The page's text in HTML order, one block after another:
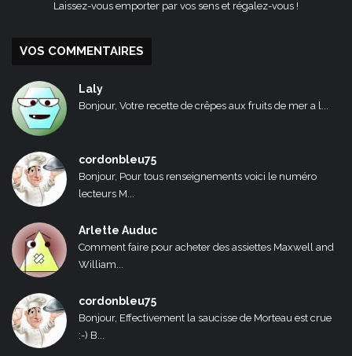
Laissez-vous emporter par vos sens et régalez-vous !
VOS COMMENTAIRES
Laly
Bonjour, Votre recette de crêpes aux fruits de mer a l...
cordonbleu75
Bonjour, Pour tous renseignements voici le numéro
lecteurs M...
Arlette Auduc
Comment faire pour acheter des assiettes Maxwell and
William...
cordonbleu75
Bonjour, Effectivement la saucisse de Morteau est crue
:-) B...